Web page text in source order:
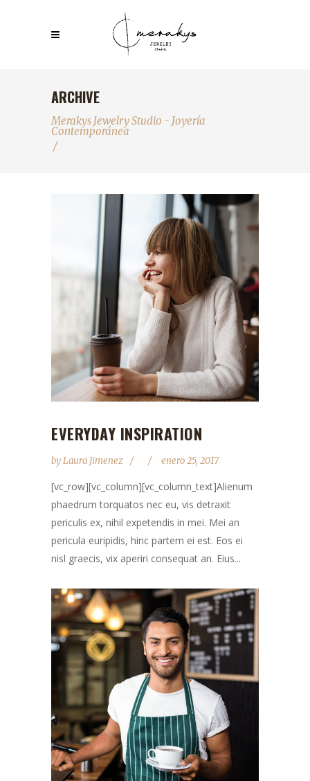
ARCHIVE
Merakys Jewelry Studio - Joyería
Contemporánea
/
EVERYDAY INSPIRATION
byLaura Jimenez enero 25, 2017
[vc_row][vc_column][vc_column_text]Alienum
phaedrum torquatos nec eu, vis detraxit
periculis ex, nihil expetendis in mei. Mei an
pericula euripidis, hinc partem ei est. Eos ei
nisl graecis, vix aperiri consequat an. Eius...